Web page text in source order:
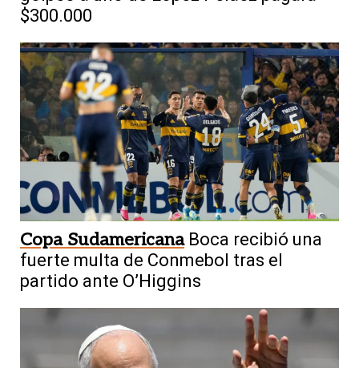
$300.000
Copa Sudamericana Boca recibió una
fuerte multa de Conmebol tras el
partido ante O’Higgins